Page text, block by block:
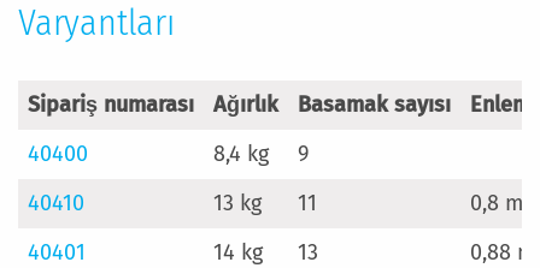
Varyantları
Sipariş numarası Ağırlık Basamak sayısı
40400
8,4 kg
9
40410
13 kg 11
0,8 m
40401
14 kg 13 0,88 m